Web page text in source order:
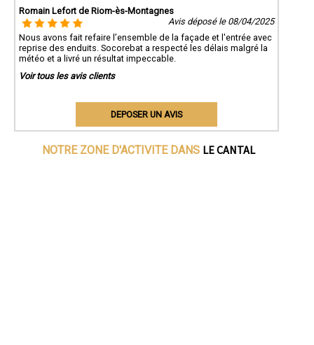
Romain Lefort de Riom-ès-Montagnes
Avis déposé le 08/04/2025
Nous avons fait refaire l’ensemble de la façade et l'entrée avec
reprise des enduits. Socorebat a respecté les délais malgré la
météo et a livré un résultat impeccable.
Voir tous les avis clients
DEPOSER UN AVIS
NOTRE ZONE D'ACTIVITE DANS LE CANTAL